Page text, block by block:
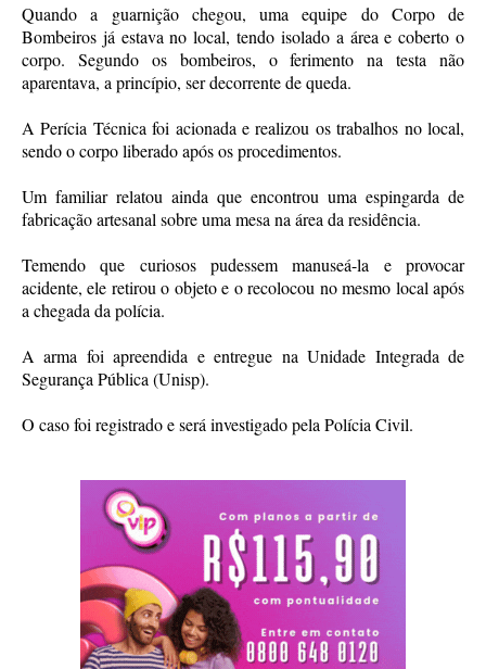
Quando a guarnição chegou, uma equipe do Corpo de
Bombeiros já estava no local, tendo isolado a área e coberto o
corpo. Segundo os bombeiros, o ferimento na testa não
aparentava, a princípio, ser decorrente de queda.
A Perícia Técnica foi acionada e realizou os trabalhos no local,
sendo o corpo liberado após os procedimentos.
Um familiar relatou ainda que encontrou uma espingarda de
fabricação artesanal sobre uma mesa na área da residência.
Temendo que curiosos pudessem manuseá-la e provocar
acidente, ele retirou o objeto e o recolocou no mesmo local após
a chegada da polícia.
A arma foi apreendida e entregue na Unidade Integrada de
Segurança Pública (Unisp).
O caso foi registrado e será investigado pela Polícia Civil.